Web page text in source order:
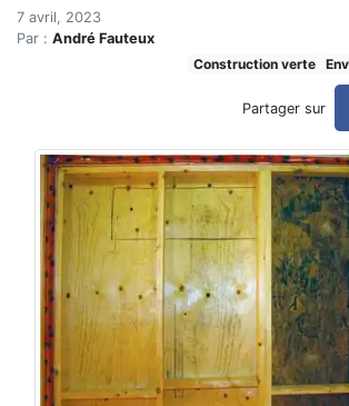
Accueil
Articles
Construction verte
Isolants et étanchéité : les
Isolants et
7 avril, 2023
Par : André Fauteux
Construction verte
Partager sur